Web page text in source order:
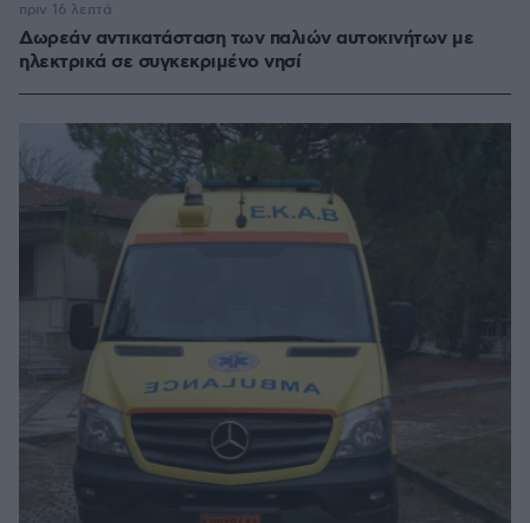
Δωρεάν αντικατάσταση των παλιών αυτοκινήτων με
ηλεκτρικά σε συγκεκριμένο νησί
πριν 16 λεπτά